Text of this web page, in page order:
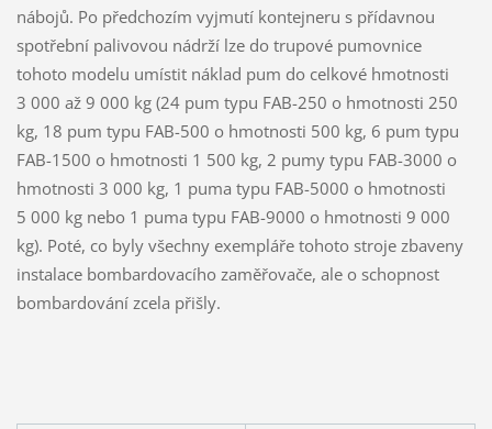
nábojů. Po předchozím vyjmutí kontejneru s přídavnou
spotřební palivovou nádrží lze do trupové pumovnice
tohoto modelu umístit náklad pum do celkové hmotnosti
3 000 až 9 000 kg (24 pum typu FAB-250 o hmotnosti 250
kg, 18 pum typu FAB-500 o hmotnosti 500 kg, 6 pum typu
FAB-1500 o hmotnosti 1 500 kg, 2 pumy typu FAB-3000 o
hmotnosti 3 000 kg, 1 puma typu FAB-5000 o hmotnosti
5 000 kg nebo 1 puma typu FAB-9000 o hmotnosti 9 000
kg). Poté, co byly všechny exempláře tohoto stroje zbaveny
instalace bombardovacího zaměřovače, ale o schopnost
bombardování zcela přišly.